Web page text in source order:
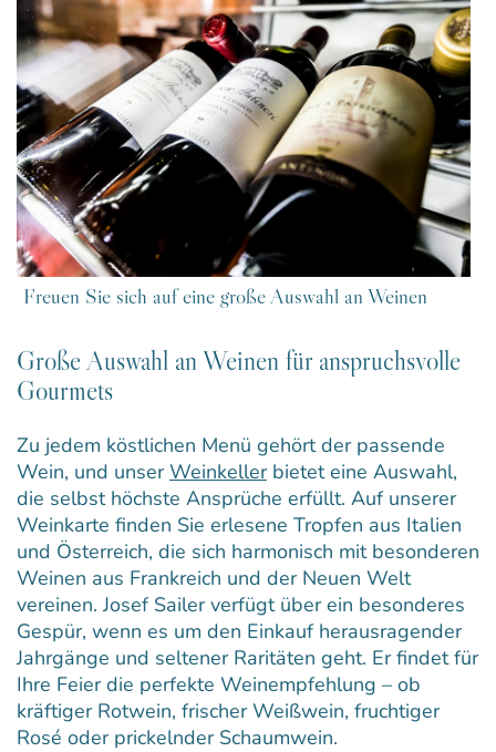
Freuen Sie sich auf eine große Auswahl an Weinen
Große Auswahl an Weinen für anspruchsvolle
Gourmets
Zu jedem köstlichen Menü gehört der passende
Wein, und unserWeinkellerbietet eine Auswahl,
die selbst höchste Ansprüche erfüllt. Auf unserer
Weinkarte finden Sie erlesene Tropfen aus Italien
und Österreich, die sich harmonisch mit besonderen
Weinen aus Frankreich und der Neuen Welt
vereinen. Josef Sailer verfügt über ein besonderes
Gespür, wenn es um den Einkauf herausragender
Jahrgänge und seltener Raritäten geht. Er findet für
Ihre Feier die perfekte Weinempfehlung – ob
kräftiger Rotwein, frischer Weißwein, fruchtiger
Rosé oder prickelnder Schaumwein.